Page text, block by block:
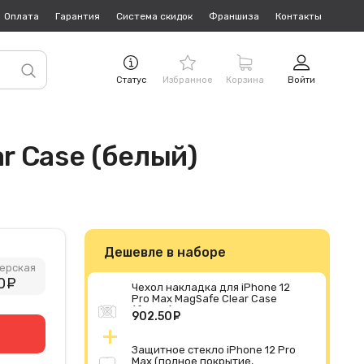
Оплата Гарантия Система скидок Франшиза Контакты
Статус Избранное Корзина Войти
Case (белый)
Дешевле в наборе
Чехол накладка для iPhone 12
Pro Max MagSafe Clear Case
(белый)
902.50
Защитное стекло iPhone 12 Pro
Max (полное покрытие,